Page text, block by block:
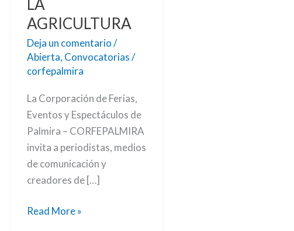
LA
AGRICULTURA
Deja un comentario/
Abierta, Convocatorias/
corfepalmira
La Corporación de Ferias,
Eventos y Espectáculos de
Palmira – CORFEPALMIRA
invita a periodistas, medios
de comunicación y
creadores de […]
Read More »